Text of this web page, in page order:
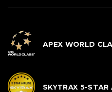
APEX WORLD
SKYTRAX 5-STAR